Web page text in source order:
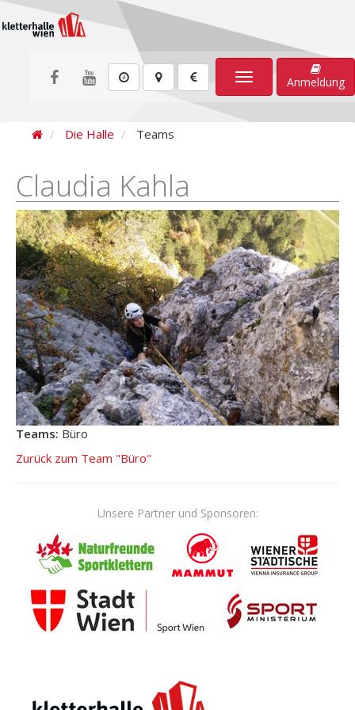
Toggle
navigation
Anmeldung
Die Halle Teams
Claudia Kahla
Teams: Büro
Zurück zum Team "Büro"
Unsere Partner und Sponsoren: